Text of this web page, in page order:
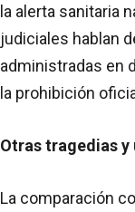
la alerta sanitaria
judiciales hablan
administradas en
la prohibición
Otras tragedias y
La comparación